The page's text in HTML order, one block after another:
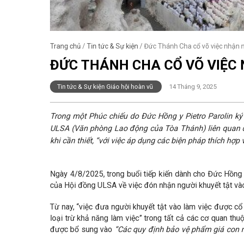
Trang chủ / Tin tức & Sự kiện / Đức Thánh Cha cổ võ việc nhận
ĐỨC THÁNH CHA CỔ VÕ
Tin tức & Sự kiện Giáo hội hoàn vũ 14 Tháng 9, 2025
Trong một Phúc chiếu do Đức Hồng y Pietro Parolin
ULSA (Văn phòng Lao động của Tòa Thánh) liên
khi cần thiết, “với việc áp dụng các biện pháp thích
Ngày 4/8/2025, trong buổi tiếp kiến dành cho Đức Hồng
của Hội đồng ULSA về việc đón nhận người khuyết tật
Từ nay, “việc đưa người khuyết tật vào làm việc được
loại trừ khả năng làm việc” trong tất cả các cơ quan
được bổ sung vào “Các quy định bảo vệ phẩm giá